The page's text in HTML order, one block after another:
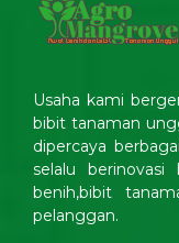
Usaha kami
bibit tanaman
dipercaya
selalu berinovasi
benih,bibit
pelanggan.